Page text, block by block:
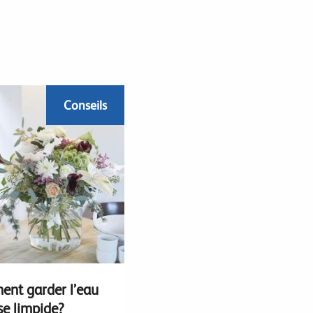
Conseils
garder l’eau
limpide?